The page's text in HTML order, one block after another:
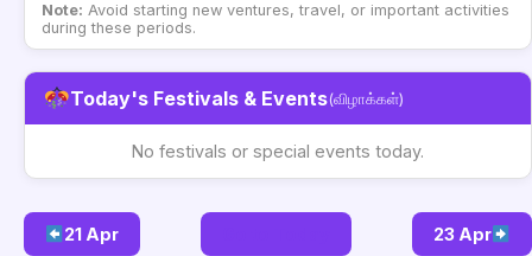
Note: Avoid starting new ventures, travel, or important activities
during these periods.
Today's Festivals & Events(விழாக்கள்)
No festivals or special events today.
21 Apr 23 Apr